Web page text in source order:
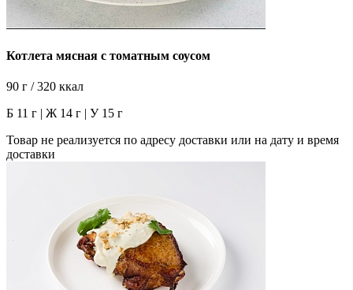
Котлета мясная с томатным соусом
90 г / 320 ккал
Б 11 г | Ж 14 г | У 15 г
Товар не реализуется по адресу доставки или на дату и время
доставки